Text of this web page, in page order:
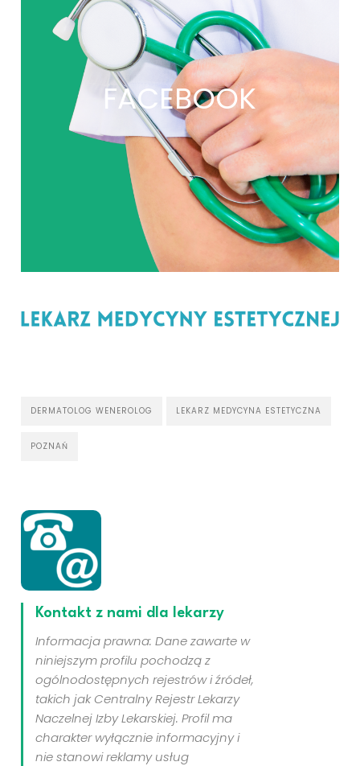
FACEBOOK
DERMATOLOG WENEROLOG LEKARZ MEDYCYNA ESTETYCZNA
POZNAŃ
Kontakt z nami dla lekarzy
Informacja prawna: Dane zawarte w
niniejszym profilu pochodzą z
ogólnodostępnych rejestrów i źródeł,
takich jak Centralny Rejestr Lekarzy
Naczelnej Izby Lekarskiej. Profil ma
charakter wyłącznie informacyjny i
nie stanowi reklamy usług